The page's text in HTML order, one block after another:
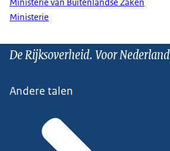
Ministerie van Buitenlandse Zaken
Ministerie
De Rijksoverheid. Voor Nederland
Andere talen